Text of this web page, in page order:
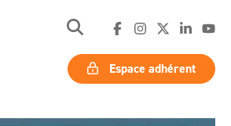
Espace adhérent